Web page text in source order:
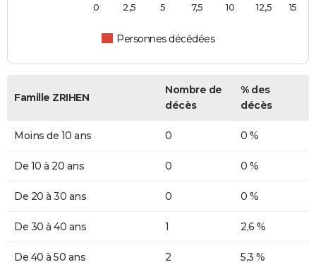
Personnes décédées
0 2,5 5 7,5 10 12,5 15
Famille ZRIHEN
Nombre de
décès
% des
décès
Moins de 10 ans 0 0 %
De 10 à 20 ans 0 0 %
De 20 à 30 ans 0 0 %
De 30 à 40 ans 1 2,6 %
De 40 à 50 ans 2 5,3 %